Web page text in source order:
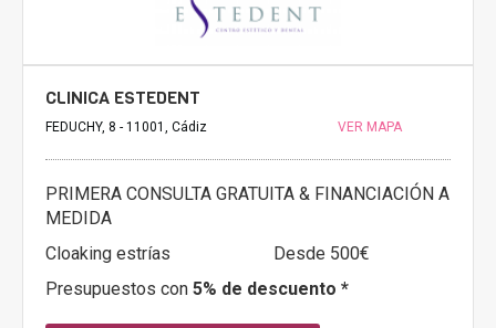
CLINICA ESTEDENT
FEDUCHY, 8 - 11001, Cádiz VER MAPA
PRIMERA CONSULTA GRATUITA & FINANCIACIÓN A
MEDIDA
Cloaking estrías
Desde 500€
Presupuestos con 5% de descuento *